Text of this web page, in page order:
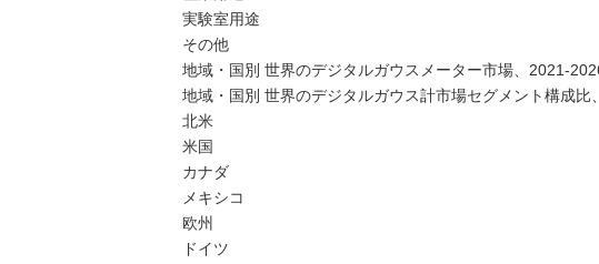
実験室用途
その他
地域・国別 世界のデジタルガウスメーター市場、2021-
地域・国別 世界のデジタルガウス計市場セグメント構成比
北米
米国
カナダ
メキシコ
欧州
ドイツ